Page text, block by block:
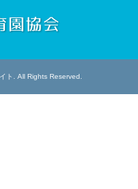
ト . All Rights Reserved.